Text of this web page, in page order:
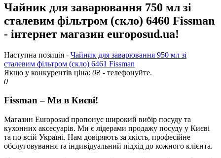
Чайник для заварювання 750 мл зі
сталевим фільтром (скло) 6460 Fissman
- інтернет магазин europosud.ua!
Наступна позиція - Чайник для заварювання 950 мл зі
сталевим фільтром (скло) 6461 Fissman
Якщо у конкурентів ціна: 0₴ - телефонуйте.
0
Fissman – Ми в Києві!
Магазин Europosud пропонує широкий вибір посуду та
кухонних аксесуарів. Ми є лідерами продажу посуду у Києві
та по всій Україні. Нам довіряють за якість, професійне
обслуговування та індивідуальний підхід до кожного клієнта.